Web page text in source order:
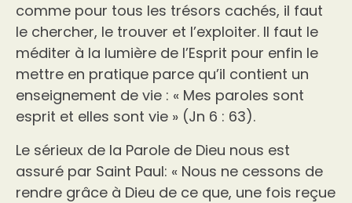
comme pour tous les trésors cachés, il faut
le chercher, le trouver et l’exploiter. Il faut le
méditer à la lumière de l’Esprit pour enfin le
mettre en pratique parce qu’il contient un
enseignement de vie : « Mes paroles sont
esprit et elles sont vie » (Jn 6 : 63).
Le sérieux de la Parole de Dieu nous est
assuré par Saint Paul: « Nous ne cessons de
rendre grâce à Dieu de ce que, une fois reçue